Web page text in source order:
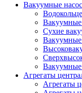
Вакуумные
Вакуумные
Сухие
Вакуумные
Агрегаты
Агрегаты